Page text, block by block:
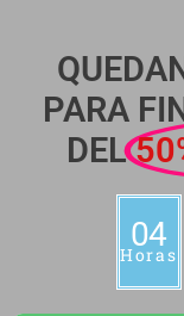
PARA
DEL
04
Horas